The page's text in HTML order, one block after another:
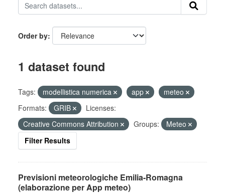
Order by
1 dataset found
Tags: modellistica numerica app
meteo
Formats:
GRIB
Licenses:
Creative Commons Attribution
Groups:
Meteo
Filter Results
Previsioni meteorologiche Emilia-Romagna
(elaborazione per App meteo)